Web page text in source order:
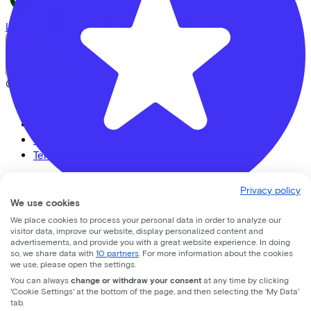
Prijssnijder B.V.
Loosduinseweg 223
2571AB Den Haag
LinkedIn Instagram Facebook
© Lease a Bike. All Rights Reserved.
Privacy statement
Cookie statement
Cookie settings
Terms of use
Privacy policy
We use cookies
We place cookies to process your personal data in order to analyze our
visitor data, improve our website, display personalized content and
advertisements, and provide you with a great website experience. In doing
so, we share data with 10 partners . For more information about the cookies
we use, please open the settings.
You can always change or withdraw your consent at any time by clicking
'Cookie Settings' at the bottom of the page, and then selecting the 'My Data'
tab.